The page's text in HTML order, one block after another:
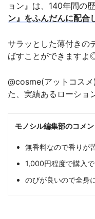
ョン』は、140年間の
ン』をふんだんに配合
サラッとした薄付きの
ばすことができます
@cosme(アットコス
た、実績あるローショ
モノシル編集部のコメン
無香料なので香りが
1,000円程度で購入
のびが良いので全身